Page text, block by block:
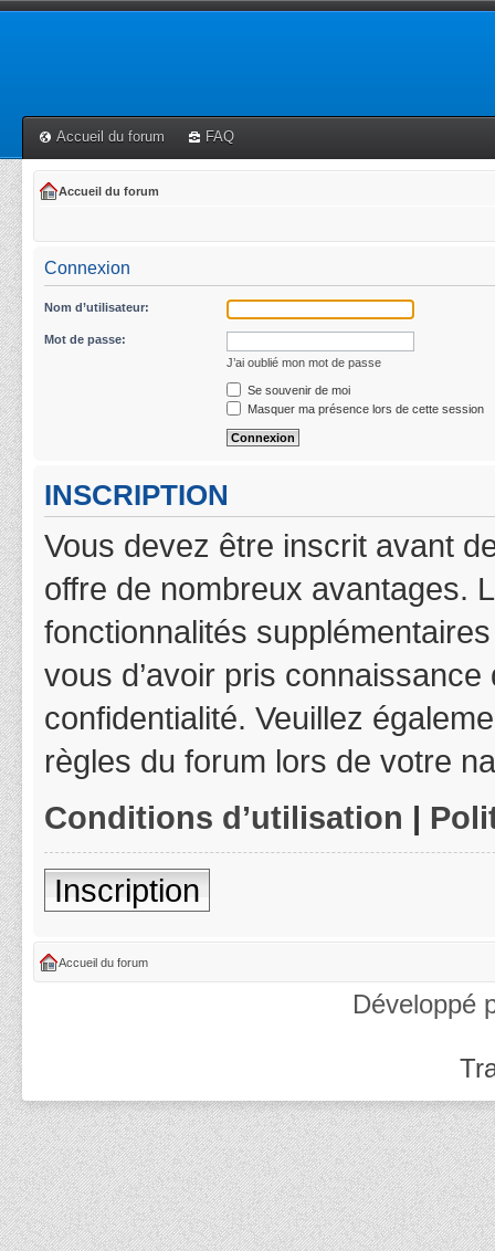
Accueil du forum FAQ
Accueil du forum
Connexion
Nom d’utilisateur:
Mot de passe:
J’ai oublié mon mot de passe
Se souvenir de moi
Masquer ma présence lors de cette session
INSCRIPTION
Vous devez être inscrit avant
offre de nombreux avantages.
fonctionnalités
vous d’avoir pris
confidentialité. Veuillez
règles du forum lors de votre
Conditions d’utilisation |
Inscription
Accueil du forum
Développé